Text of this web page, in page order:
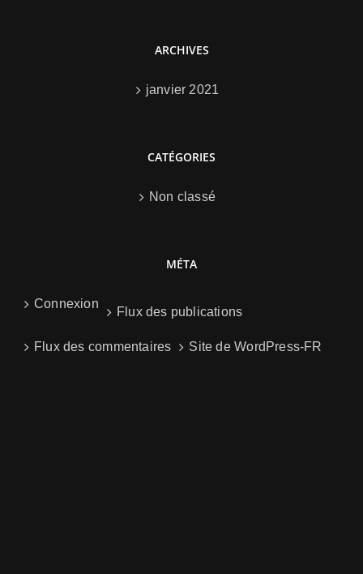
ARCHIVES
janvier 2021
CATÉGORIES
Non classé
MÉTA
Connexion
Flux des publications
Flux des commentaires Site de WordPress-FR